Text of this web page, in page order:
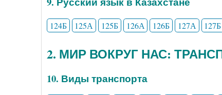
124Б 125А 125Б 126А 126Б 127А 127Б
2. МИР ВОКРУГ НАС:
10. Виды транспорта